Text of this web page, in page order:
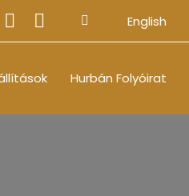
English
Hurbán Folyóirat